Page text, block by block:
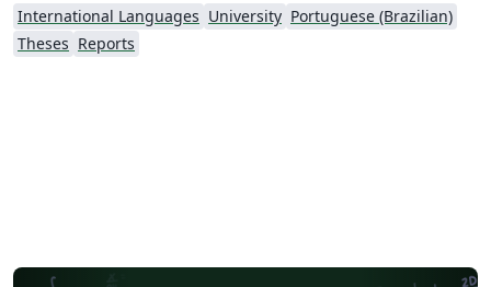
International Languages University Portuguese (Brazilian)
Theses Reports